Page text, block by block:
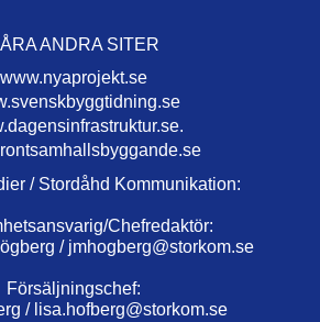
ANDRA SITER
www.nyaprojekt.se
/ Stordåhd Kommunikation:
Chefredaktör:
/ jmhogberg@storkom.se
Försäljningschef:
/ lisa.hofberg@storkom.se